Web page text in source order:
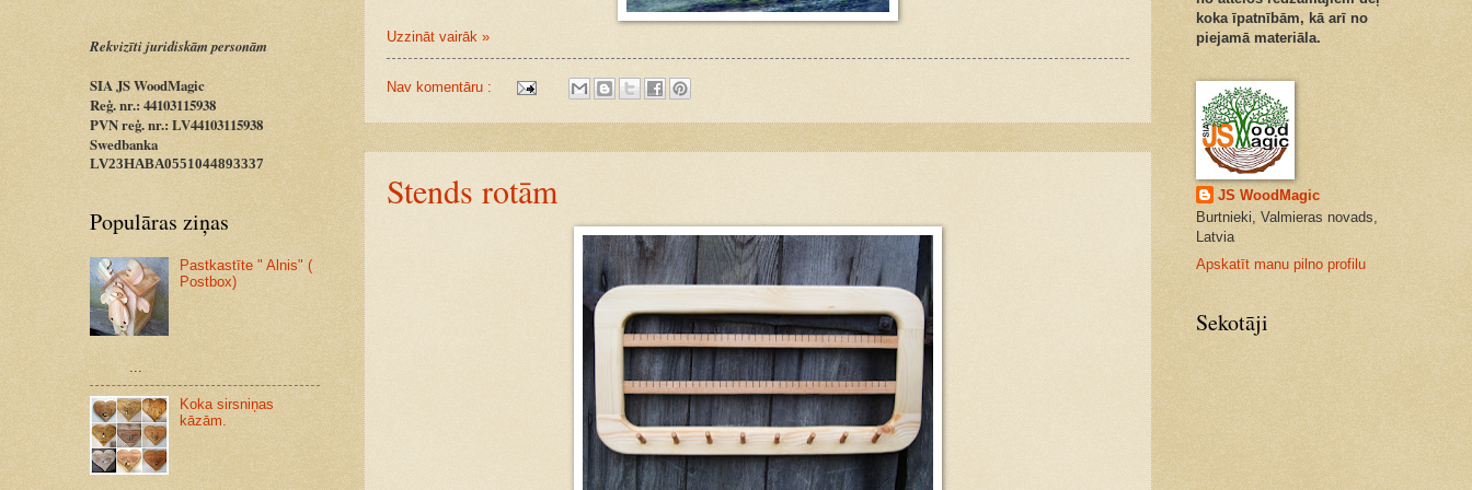
Uzzināt vairāk »
Nav komentāru :
Stends rotām
Rekvizīti juridiskām personām
SIA JS WoodMagic
Reģ. nr.: 44103115938
PVN reģ. nr.: LV44103115938
Swedbanka
LV23HABA0551044893337
Populāras ziņas
Pastkastīte " Alnis" (
Postbox)
Koka sirsniņas
kāzām.
koka īpatnībām, kā arī no
piejamā materiāla.
JS WoodMagic
Burtnieki, Valmieras novads,
Latvia
Apskatīt manu pilno profilu
Sekotāji